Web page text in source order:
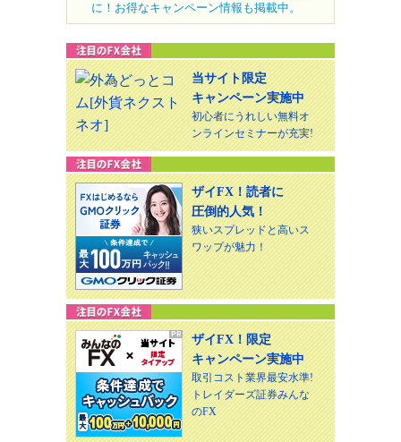
に！お得なキャンペーン情報も掲載中。
当サイト限定
キャンペーン実施中
初心者にうれしい無料オ
ンラインセミナーが充実!
ザイFX！読者に
圧倒的人気！
狭いスプレッドと高いス
ワップが魅力！
ザイFX！限定
キャンペーン実施中
取引コスト業界最安水準!
トレイダーズ証券みんな
のFX